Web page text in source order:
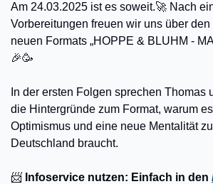
Am 24.03.2025 ist es soweit.🚀 Nach
Vorbereitungen freuen wir uns über
🎉🥳
In der ersten Folgen sprechen Thomas
die Hintergründe zum Format, warum
Optimismus und eine neue Mentalität
Deutschland braucht.
📨 ​ Infoservice nutzen: Einfach in den